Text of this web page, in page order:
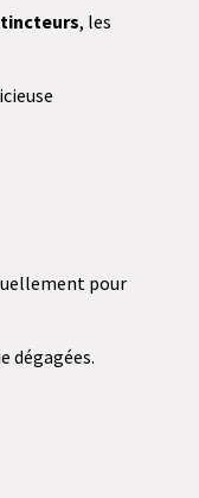
, les
pour
dégagées.